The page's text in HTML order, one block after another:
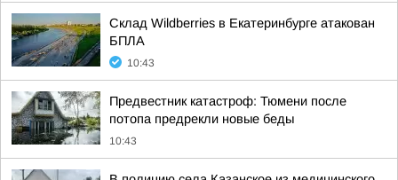
Склад Wildberries в Екатеринбурге атакован
БПЛА
10:43
Предвестник катастроф: Тюмени после
потопа предрекли новые беды
10:43